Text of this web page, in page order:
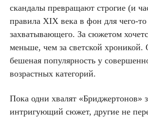
скандалы превращают строгие (и
правила XIX века в фон для чего-
захватывающего. За сюжетом
меньше, чем за светской
бешеная популярность у
возрастных категорий.
Пока одни хвалят «Бриджертонов»
интригующий сюжет, другие не